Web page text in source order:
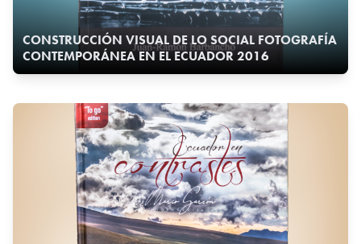
CONSTRUCCIÓN VISUAL DE LO SOCIAL FOTOGRAFÍA
CONTEMPORÁNEA EN EL ECUADOR 2016